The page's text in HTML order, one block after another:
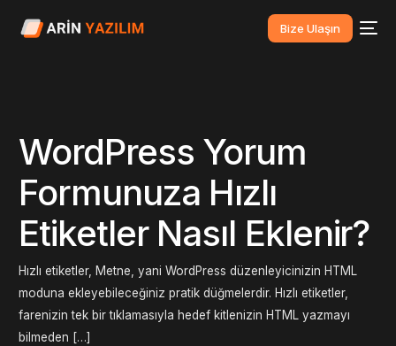
Bize Ulaşın
WordPress Yorum
Formunuza Hızlı
Etiketler Nasıl Eklenir?
Hızlı etiketler, Metne, yani WordPress düzenleyicinizin HTML
moduna ekleyebileceğiniz pratik düğmelerdir. Hızlı etiketler,
farenizin tek bir tıklamasıyla hedef kitlenizin HTML yazmayı
bilmeden […]